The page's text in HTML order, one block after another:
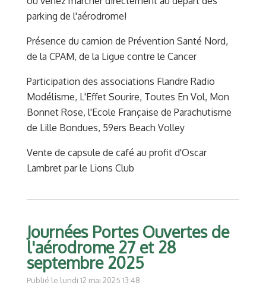
parking de l'aérodrome!
Présence du camion de Prévention Santé Nord,
de la CPAM, de la Ligue contre le Cancer
Participation des associations Flandre Radio
Modélisme, L'Effet Sourire, Toutes En Vol, Mon
Bonnet Rose, l'Ecole Française de Parachutisme
de Lille Bondues, 59ers Beach Volley
Vente de capsule de café au profit d'Oscar
Lambret par le Lions Club
Journées Portes Ouvertes de
l'aérodrome 27 et 28
septembre 2025
Publié le lundi 12 mai 2025 13:48